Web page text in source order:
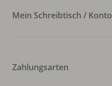
Mein Schreibtisch / Konto
Zahlungsarten